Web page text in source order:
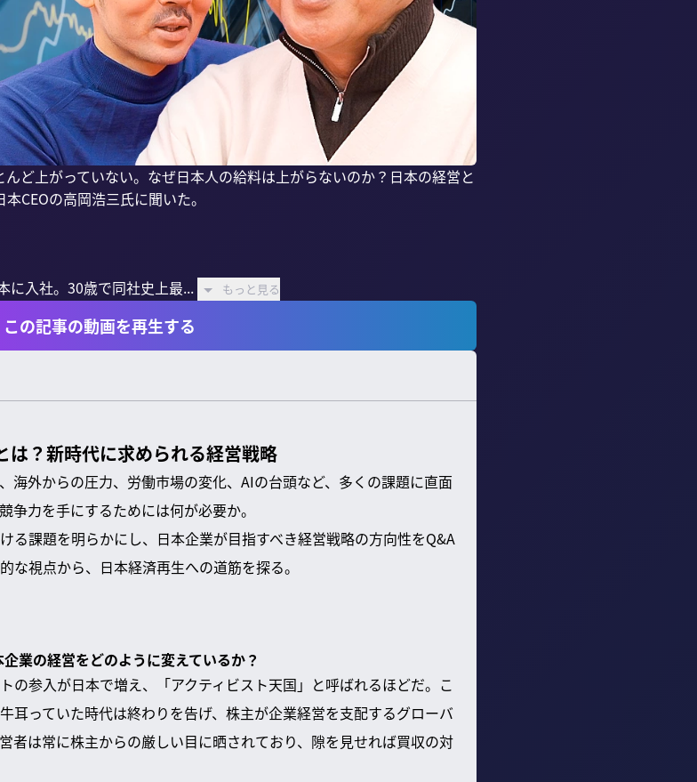
ど上がっていない。なぜ日本人の給料は上がらないのか？日本の経営と
CEOの高岡浩三氏に聞いた。
に入社。30歳で同社史上最...
もっと見る
この記事の動画を再生する
は？新時代に求められる経営戦略
海外からの圧力、労働市場の変化、AIの台頭など、多くの課題に直面
争力を手にするためには何が必要か。
る課題を明らかにし、日本企業が目指すべき経営戦略の方向性をQ&A
視点から、日本経済再生への道筋を探る。
業の経営をどのように変えているか？
の参入が日本で増え、「アクティビスト天国」と呼ばれるほどだ。こ
耳っていた時代は終わりを告げ、株主が企業経営を支配するグローバ
者は常に株主からの厳しい目に晒されており、隙を見せれば買収の対